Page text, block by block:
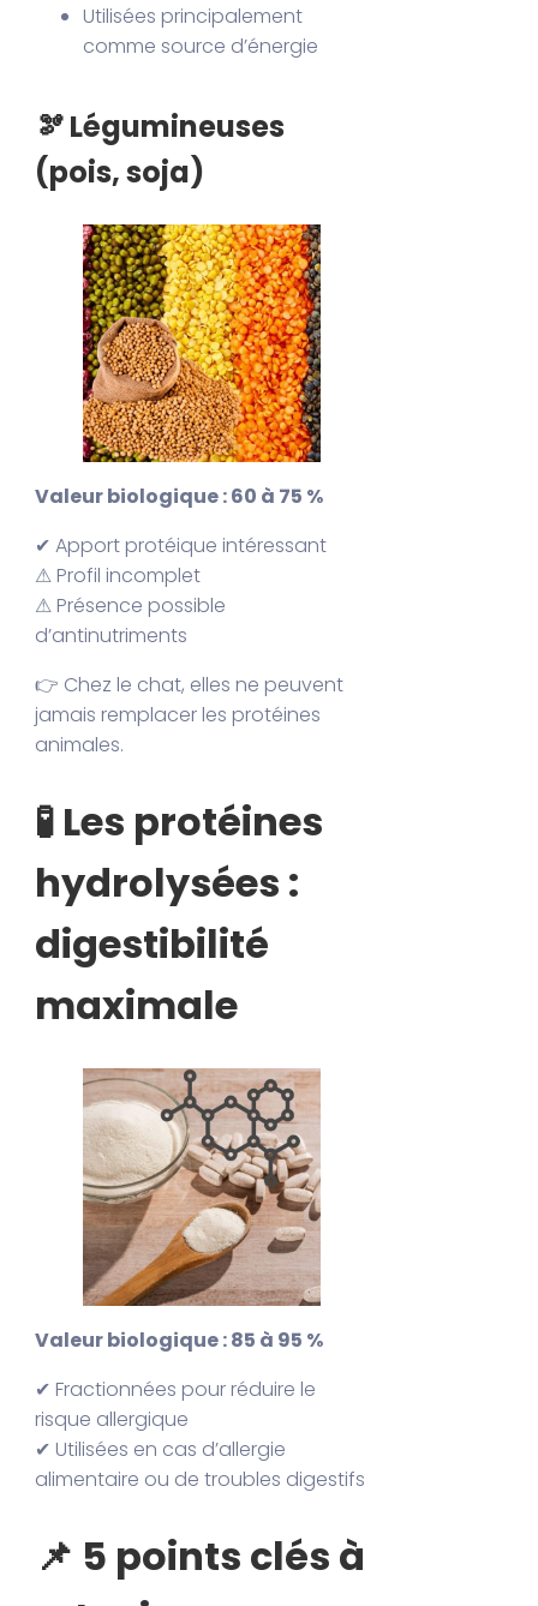
Utilisées principalement
comme source d’énergie
🫘 Légumineuses
(pois, soja)
Valeur biologique : 60 à 75 %
✔ Apport protéique intéressant
⚠ Profil incomplet
⚠ Présence possible
d’antinutriments
👉 Chez le chat, elles ne peuvent
jamais remplacer les protéines
animales.
🧪 Les protéines
hydrolysées :
digestibilité
maximale
Valeur biologique : 85 à 95 %
✔ Fractionnées pour réduire le
risque allergique
✔ Utilisées en cas d’allergie
alimentaire ou de troubles digestifs
📌 5 points clés à